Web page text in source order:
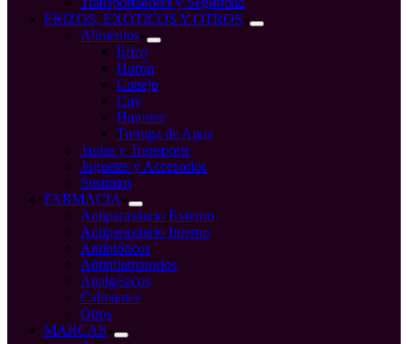
ERIZOS, EXOTICOS Y OTROS
Alimentos
Erizo
Hurón
Conejo
Cuy
Hamster
Tortuga de Agua
Jaulas y Transporte
Juguetes y Accesorios
Sustratos
FARMACIA
Antiparasitario Externo
Antiparasitario Interno
Antibióticos
Antinflamatorios
Analgésicos
Calmantes
Otros
MARCAS